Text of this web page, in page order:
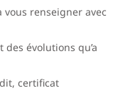
vous renseigner avec
évolutions qu’a
certificat